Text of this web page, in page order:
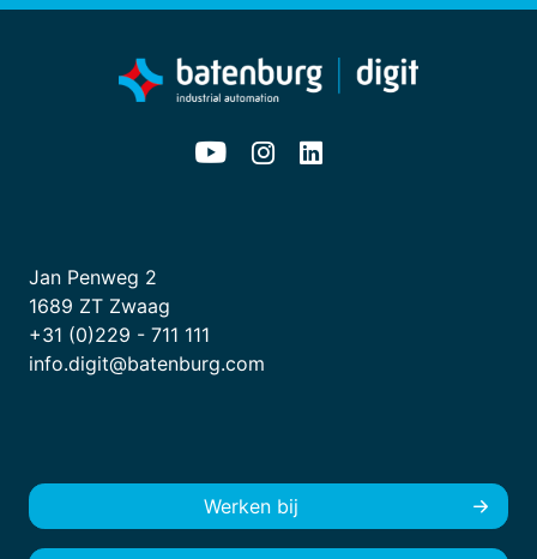
Jan Penweg 2
1689 ZT Zwaag
+31 (0)229 - 711 111
info.digit@batenburg.com
Werken bij